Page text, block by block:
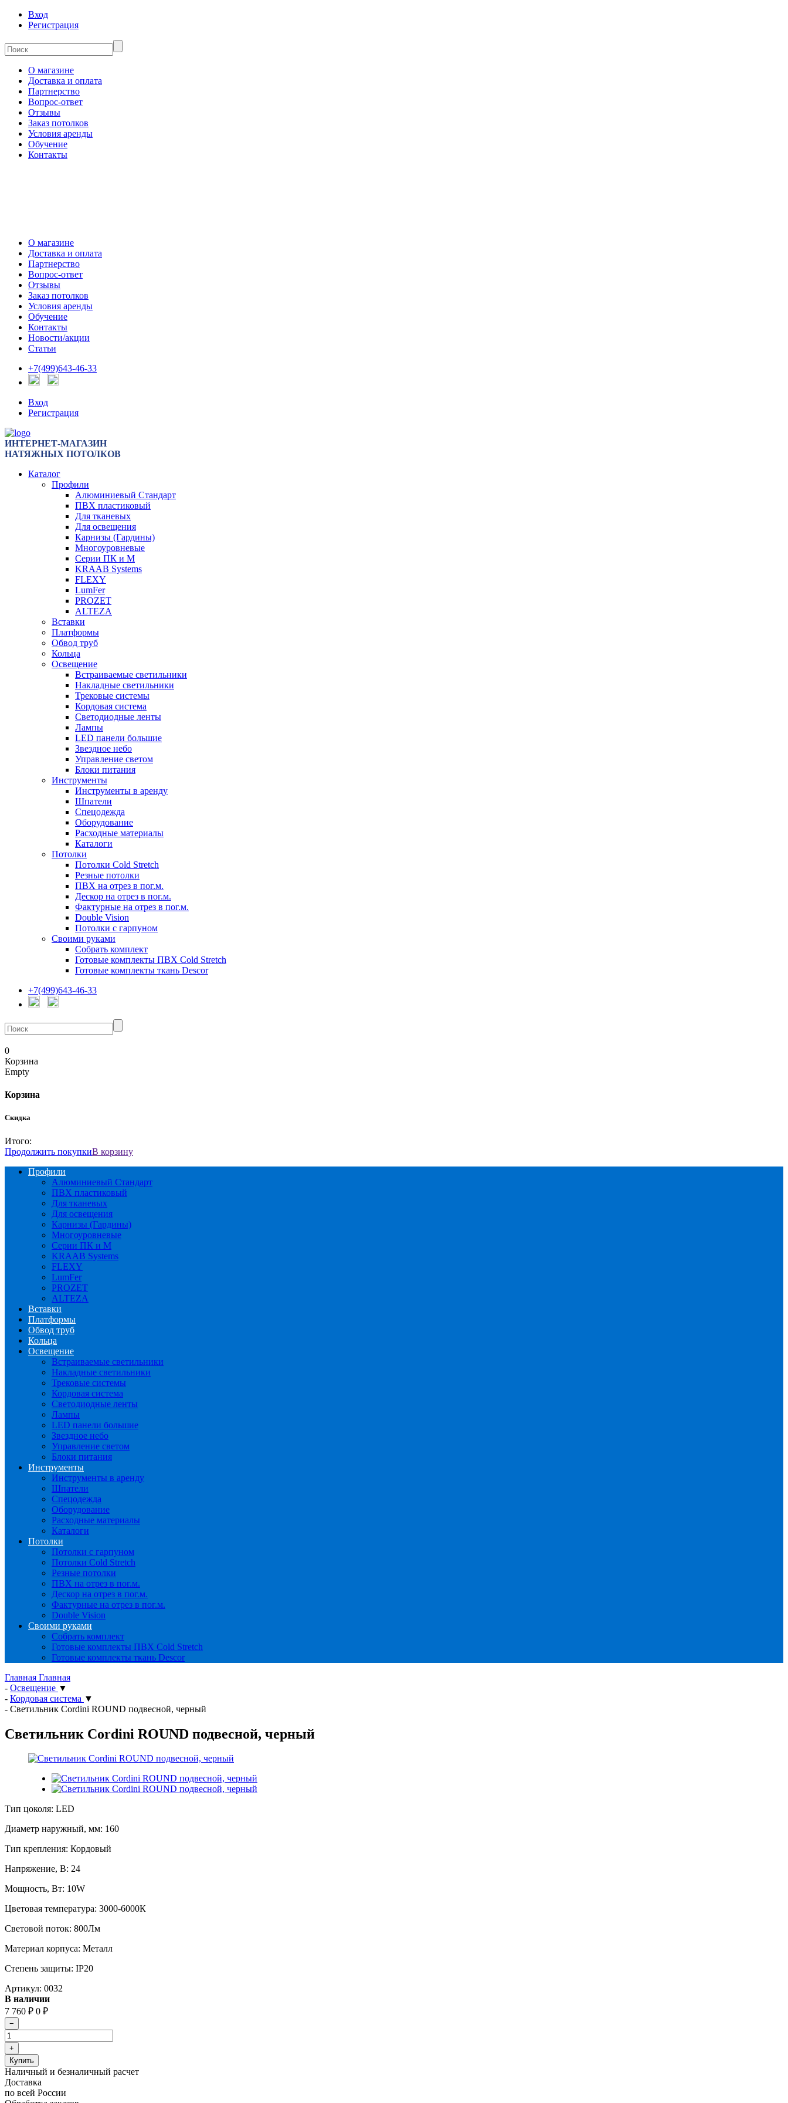
Вход
Регистрация
О магазине
Доставка и оплата
Партнерство
Вопрос-ответ
Отзывы
Заказ потолков
Условия аренды
Обучение
Контакты
О магазине
Доставка и оплата
Партнерство
Вопрос-ответ
Отзывы
Заказ потолков
Условия аренды
Обучение
Контакты
Новости/акции
Статьи
+7(499)643-46-33
Вход
Регистрация
ИНТЕРНЕТ-МАГАЗИН
НАТЯЖНЫХ ПОТОЛКОВ
Каталог
Профили
Алюминиевый Стандарт
ПВХ пластиковый
Для тканевых
Для освещения
Карнизы (Гардины)
Многоуровневые
Серии ПК и М
KRAAB Systems
FLEXY
LumFer
PROZET
ALTEZA
Вставки
Платформы
Обвод труб
Кольца
Освещение
Встраиваемые светильники
Накладные светильники
Трековые системы
Кордовая система
Светодиодные ленты
Лампы
LED панели большие
Звездное небо
Управление светом
Блоки питания
Инструменты
Инструменты в аренду
Шпатели
Спецодежда
Оборудование
Расходные материалы
Каталоги
Потолки
Потолки Cold Stretch
Резные потолки
ПВХ на отрез в пог.м.
Дескор на отрез в пог.м.
Фактурные на отрез в пог.м.
Double Vision
Потолки с гарпуном
Своими руками
Собрать комплект
Готовые комплекты ПВХ Cold Stretch
Готовые комплекты ткань Descor
+7(499)643-46-33
0
Корзина
Empty
Корзина
Скидка
Итого:
Продолжить покупкиВ корзину
Профили
Алюминиевый Стандарт
ПВХ пластиковый
Для тканевых
Для освещения
Карнизы (Гардины)
Многоуровневые
Серии ПК и М
KRAAB Systems
FLEXY
LumFer
PROZET
ALTEZA
Вставки
Платформы
Обвод труб
Кольца
Освещение
Встраиваемые светильники
Накладные светильники
Трековые системы
Кордовая система
Светодиодные ленты
Лампы
LED панели большие
Звездное небо
Управление светом
Блоки питания
Инструменты
Инструменты в аренду
Шпатели
Спецодежда
Оборудование
Расходные материалы
Каталоги
Потолки
Потолки с гарпуном
Потолки Cold Stretch
Резные потолки
ПВХ на отрез в пог.м.
Дескор на отрез в пог.м.
Фактурные на отрез в пог.м.
Double Vision
Своими руками
Собрать комплект
Готовые комплекты ПВХ Cold Stretch
Готовые комплекты ткань Descor
Главная Главная
- Освещение ▼
- Кордовая система ▼
- Светильник Cordini ROUND подвесной, черный
Светильник Cordini ROUND подвесной, черный
Тип цоколя: LED
Диаметр наружный, мм: 160
Тип крепления: Кордовый
Напряжение, В: 24
Мощность, Вт: 10W
Цветовая температура: 3000-6000К
Световой поток: 800Лм
Материал корпуса: Металл
Степень защиты: IP20
Артикул: 0032
В наличии
7 760 ₽ 0 ₽
Наличный и безналичный расчет
Доставка
по всей России